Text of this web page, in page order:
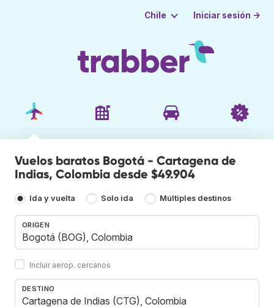
Chile Iniciar sesión →
Vuelos baratos Bogotá - Cartagena de
Indias, Colombia desde $49.904
Ida y vuelta Solo ida Múltiples destinos
ORIGEN
Incluir aerop. cercanos
DESTINO